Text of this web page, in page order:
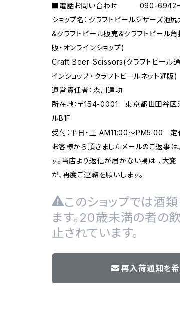
■電話お問い合わせ 090-6942ｰ
ショップ名：クラフトビールシザーズ池
&クラフトビール販売&クラフトビール角
販・オンラインショップ)
Craft Beer Scissors(クラフトビール通
インショップ・クラフトビールネット通販)
運営責任者：森川達功
所在地：〒154-0001 東京都世田谷
ルB1F
受付：平日・土 AM11:00～PM5:00 定
お客様から頂きましたメールのご返事は
す。当店より返信が届かない場は 、大
が、再度ご連絡を願いします。
このショップでは酒
ます。20歳未満の者の
止されています。
再入荷通知を